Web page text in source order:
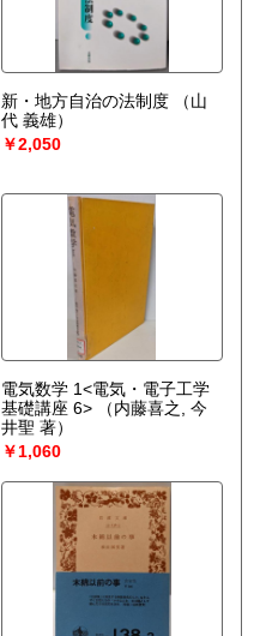
新・地方自治の法制度
（山
代 義雄）
￥2,050
電気数学 1<電気・電子工学
基礎講座 6>
（内藤喜之, 今
井聖 著）
￥1,060